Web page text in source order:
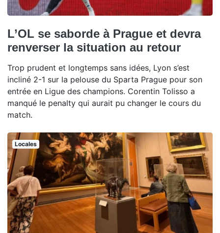
L’OL se saborde à Prague et devra
renverser la situation au retour
Trop prudent et longtemps sans idées, Lyon s’est
incliné 2-1 sur la pelouse du Sparta Prague pour son
entrée en Ligue des champions. Corentin Tolisso a
manqué le penalty qui aurait pu changer le cours du
match.
Locales